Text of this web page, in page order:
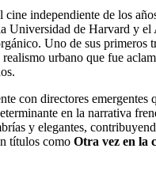
independiente de los
Universidad de Harvard y
Uno de sus primeros
urbano que fue
con directores emergentes
en la narrativa
y elegantes,
títulos como Otra vez en la